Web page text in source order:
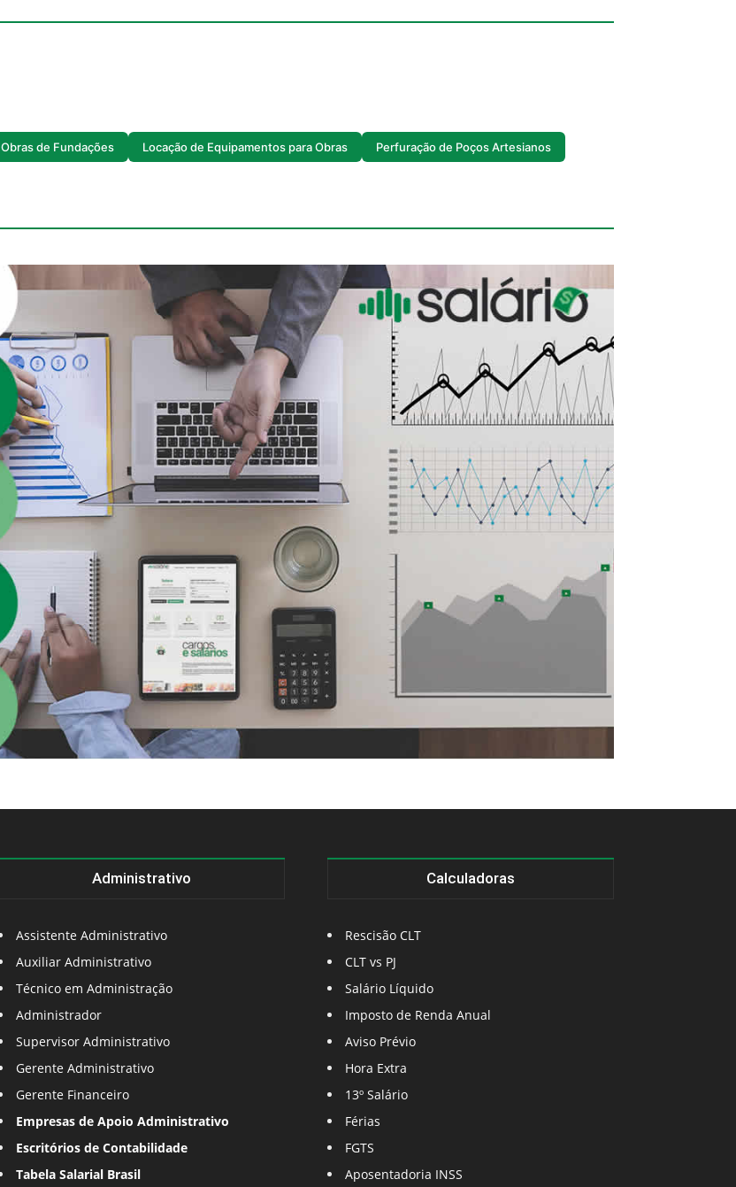
Obras de Fundações Locação de Equipamentos para Obras Perfuração de Poços Artesianos
Administrativo
Assistente Administrativo
Auxiliar Administrativo
Técnico em Administração
Administrador
Supervisor Administrativo
Gerente Administrativo
Gerente Financeiro
Empresas de Apoio Administrativo
Escritórios de Contabilidade
Tabela Salarial Brasil
Calculadoras
Rescisão CLT
CLT vs PJ
Salário Líquido
Imposto de Renda Anual
Aviso Prévio
Hora Extra
13º Salário
Férias
FGTS
Aposentadoria INSS